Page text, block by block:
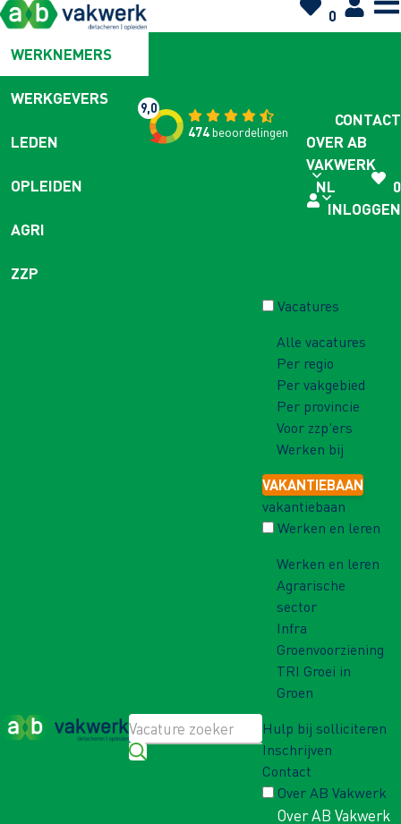
0
WERKNEMERS
WERKGEVERS
LEDEN
OPLEIDEN
AGRI
ZZP
9,0
474beoordelingen
CONTACT
OVER AB
VAKWERK
NL
0
INLOGGEN
Vacatures
Alle vacatures
Per regio
Per vakgebied
Per provincie
Voor zzp'ers
Werken bij
VAKANTIEBAAN
vakantiebaan
Werken en leren
Werken en leren
Agrarische
sector
Infra
Groenvoorziening
TRI Groei in
Groen
Hulp bij solliciteren
Inschrijven
Contact
Over AB Vakwerk
Over AB Vakwerk